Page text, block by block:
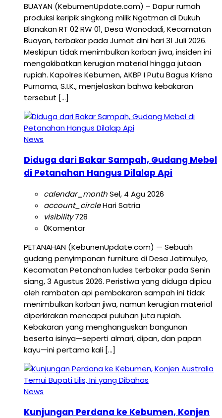
BUAYAN (KebumenUpdate.com) – Dapur rumah
produksi keripik singkong milik Ngatman di Dukuh
Blanakan RT 02 RW 01, Desa Wonodadi, Kecamatan
Buayan, terbakar pada Jumat dini hari 31 Juli 2026.
Meskipun tidak menimbulkan korban jiwa, insiden ini
mengakibatkan kerugian material hingga jutaan
rupiah. Kapolres Kebumen, AKBP I Putu Bagus Krisna
Purnama, S.I.K., menjelaskan bahwa kebakaran
tersebut […]
News
Diduga dari Bakar Sampah, Gudang Mebel
di Petanahan Hangus Dilalap Api
calendar_monthSel, 4 Agu 2026
account_circleHari Satria
visibility728
0Komentar
PETANAHAN (KebunenUpdate.com) — Sebuah
gudang penyimpanan furniture di Desa Jatimulyo,
Kecamatan Petanahan ludes terbakar pada Senin
siang, 3 Agustus 2026. Peristiwa yang diduga dipicu
oleh rambatan api pembakaran sampah ini tidak
menimbulkan korban jiwa, namun kerugian material
diperkirakan mencapai puluhan juta rupiah.
Kebakaran yang menghanguskan bangunan
beserta isinya—seperti almari, dipan, dan papan
kayu—ini pertama kali […]
News
Kunjungan Perdana ke Kebumen, Konjen